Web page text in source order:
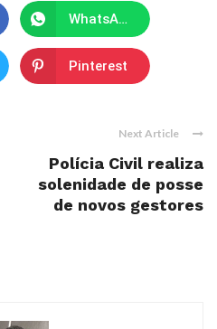
WhatsApp
Pinterest
Next Article
Polícia Civil realiza
solenidade de posse
de novos gestores